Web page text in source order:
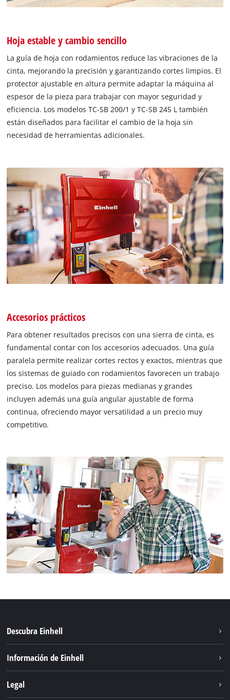
Hoja estable y cambio sencillo
La guía de hoja con rodamientos reduce las vibraciones de la
cinta, mejorando la precisión y garantizando cortes limpios. El
protector ajustable en altura permite adaptar la máquina al
espesor de la pieza para trabajar con mayor seguridad y
eficiencia. Los modelos TC-SB 200/1 y TC-SB 245 L también
están diseñados para facilitar el cambio de la hoja sin
necesidad de herramientas adicionales.
Accesorios prácticos
Para obtener resultados precisos con una sierra de cinta, es
fundamental contar con los accesorios adecuados. Una guía
paralela permite realizar cortes rectos y exactos, mientras que
los sistemas de guiado con rodamientos favorecen un trabajo
preciso. Los modelos para piezas medianas y grandes
incluyen además una guía angular ajustable de forma
continua, ofreciendo mayor versatilidad a un precio muy
competitivo.
Descubra Einhell
Servicio
Información de Einhell
Legal